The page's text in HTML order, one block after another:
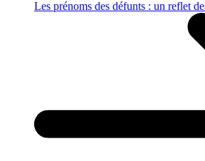
Les prénoms des défunts : un reflet